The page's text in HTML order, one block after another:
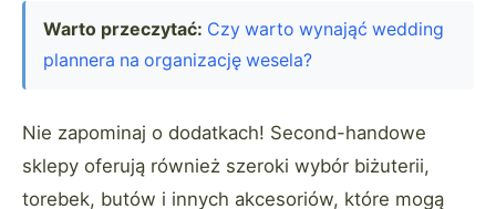
Warto przeczytać: Czy warto wynająć wedding
plannera na organizację wesela?
Nie zapominaj o dodatkach! Second-handowe
sklepy oferują również szeroki wybór biżuterii,
torebek, butów i innych akcesoriów, które mogą